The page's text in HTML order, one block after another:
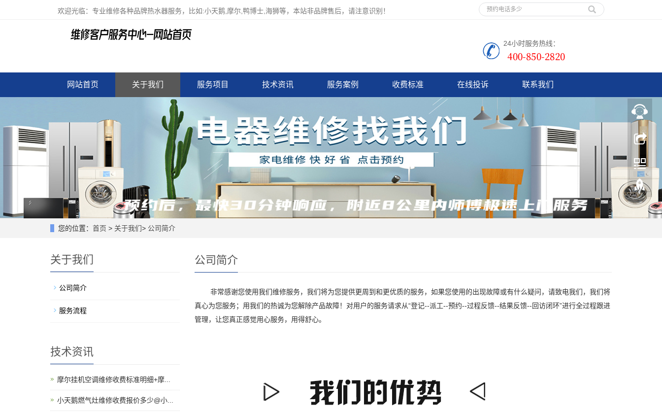
欢迎光临：专业维修各种品牌热水器服务，比如:小天鹅,摩尔,鸭博士,海狮等，本站非品牌售后，请注意识别！
24小时服务热线：
网站首页 关于我们 服务项目 技术资讯 服务案例 收费标准 在线投诉 联系我们
您的位置： 首页 > 关于我们> 公司简介
公司简介
非常感谢您使用我们维修服务，我们将为您提供更周到和更优质的服务，如果您使用的出现故障或有什么疑问，请致电我们，我们将
真心为您服务；用我们的热诚为您解除产品故障！对用户的服务请求从“登记--派工--预约--过程反馈--结果反馈--回访闭环”进行全过程跟进
管理，让您真正感觉用心服务，用得舒心。
关于我们
公司简介
服务流程
技术资讯
摩尔挂机空调维修收费标准明细+摩...
小天鹅燃气灶维修收费报价多少@小...